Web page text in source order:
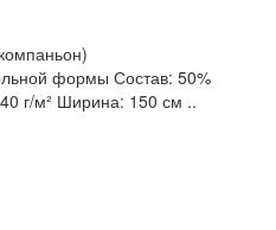
формы Состав: 50%
г/м² Ширина: 150 см ..